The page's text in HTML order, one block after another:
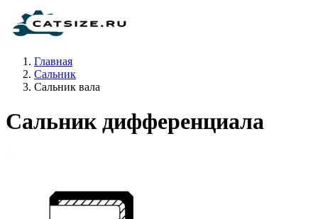
Главная
Сальник
Сальник вала
Сальник дифференциала